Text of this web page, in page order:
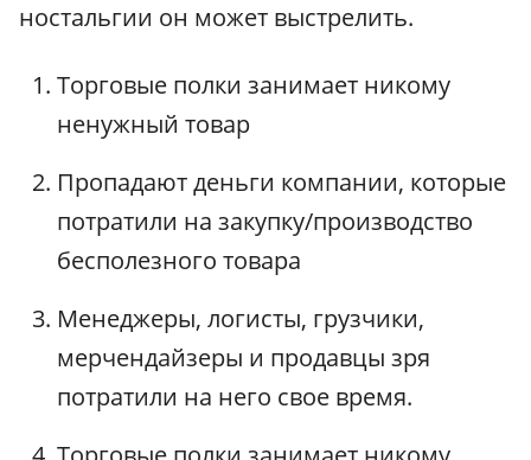
ностальгии он может выстрелить.
Торговые полки занимает никому
ненужный товар
Пропадают деньги компании, которые
потратили на закупку/производство
бесполезного товара
Менеджеры, логисты, грузчики,
мерчендайзеры и продавцы зря
потратили на него свое время.